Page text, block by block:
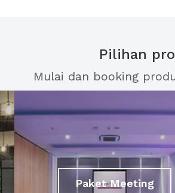
Pilihan
Mulai dan booking
Paket Meeting